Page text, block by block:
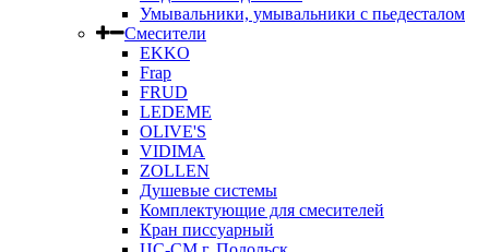
Умывальники, умывальники с пьедесталом
Смесители
EKKO
Frap
FRUD
LEDEME
OLIVE'S
VIDIMA
ZOLLEN
Душевые системы
Комплектующие для смесителей
Кран писсуарный